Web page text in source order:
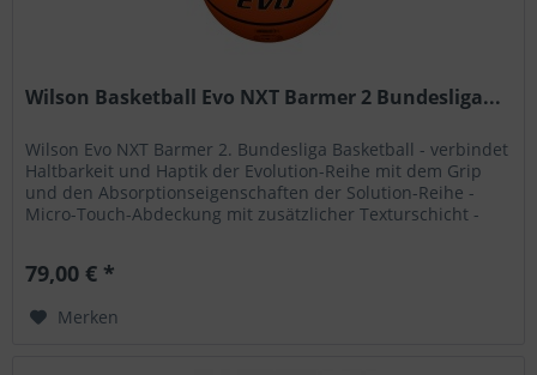
Wilson Basketball Evo NXT Barmer 2 Bundesliga...
Wilson Evo NXT Barmer 2. Bundesliga Basketball - verbindet
Haltbarkeit und Haptik der Evolution-Reihe mit dem Grip
und den Absorptionseigenschaften der Solution-Reihe -
Micro-Touch-Abdeckung mit zusätzlicher Texturschicht -
79,00 € *
Merken